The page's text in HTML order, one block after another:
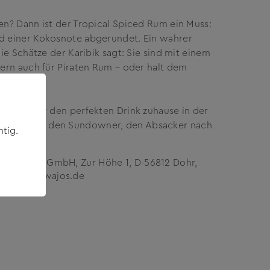
Dann ist der Tropical Spiced Rum ein Muss:
einer Kokosnote abgerundet. Ein wahrer
Schätze der Karibik sagt: Sie sind mit einem
auch für Piraten Rum – oder halt dem
immer den perfekten Drink zuhause in der
Für den Sundowner, den Absacker nach
Wajos GmbH, Zur Höhe 1, D-56812 Dohr,
www.wajos.de